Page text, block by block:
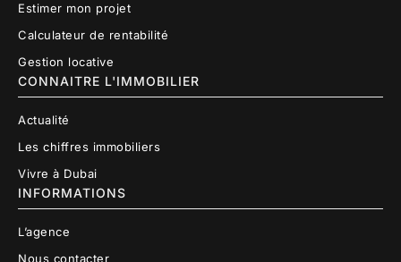
Estimer mon projet
Calculateur de rentabilité
Gestion locative
CONNAITRE L'IMMOBILIER
Actualité
Les chiffres immobiliers
Vivre à Dubai
INFORMATIONS
L’agence
Nous contacter